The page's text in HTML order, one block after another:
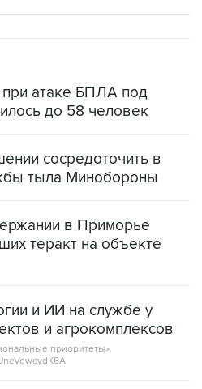
атаке БПЛА под
до 58 человек
сосредоточить в
тыла Минобороны
в Приморье
теракт на объекте
и ИИ на службе у
и агрокомплексов
приоритеты».